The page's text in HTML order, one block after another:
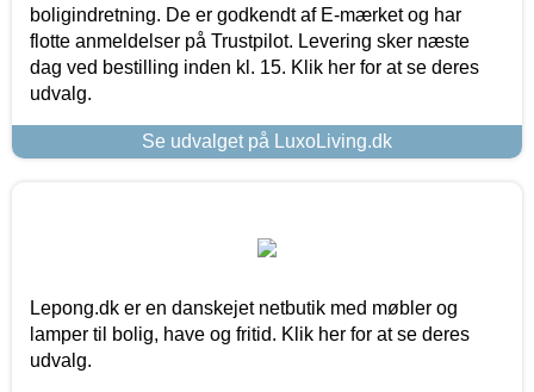
boligindretning. De er godkendt af E-mærket og har
flotte anmeldelser på Trustpilot. Levering sker næste
dag ved bestilling inden kl. 15. Klik her for at se deres
udvalg.
Se udvalget på LuxoLiving.dk
Lepong.dk er en danskejet netbutik med møbler og
lamper til bolig, have og fritid. Klik her for at se deres
udvalg.